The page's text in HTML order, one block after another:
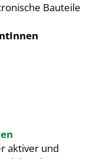
Bauteile
aktiver und